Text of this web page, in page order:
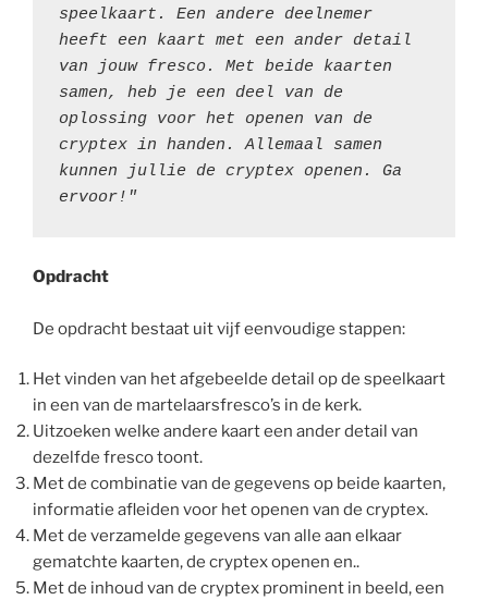
speelkaart. Een andere deelnemer
heeft een kaart met een ander detail
van jouw fresco. Met beide kaarten
samen, heb je een deel van de
oplossing voor het openen van de
cryptex in handen. Allemaal samen
kunnen jullie de cryptex openen. Ga
ervoor!"
Opdracht
De opdracht bestaat uit vijf eenvoudige stappen:
Het vinden van het afgebeelde detail op de speelkaart
in een van de martelaarsfresco’s in de kerk.
Uitzoeken welke andere kaart een ander detail van
dezelfde fresco toont.
Met de combinatie van de gegevens op beide kaarten,
informatie afleiden voor het openen van de cryptex.
Met de verzamelde gegevens van alle aan elkaar
gematchte kaarten, de cryptex openen en..
Met de inhoud van de cryptex prominent in beeld, een